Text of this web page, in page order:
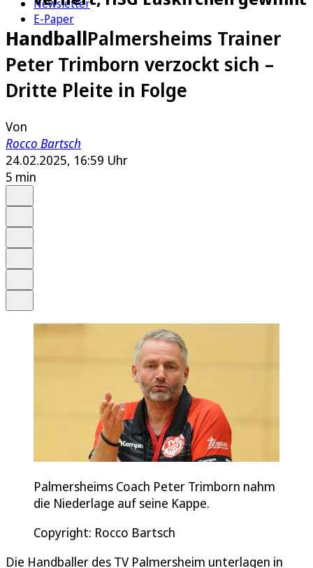
Newsletter
E-Paper
HandballPalmersheims Trainer
Peter Trimborn verzockt sich –
Dritte Pleite in Folge
Von
Rocco Bartsch
24.02.2025, 16:59 Uhr
5 min
Palmersheims Coach Peter Trimborn nahm
die Niederlage auf seine Kappe.
Copyright: Rocco Bartsch
Die Handballer des TV Palmersheim unterlagen in